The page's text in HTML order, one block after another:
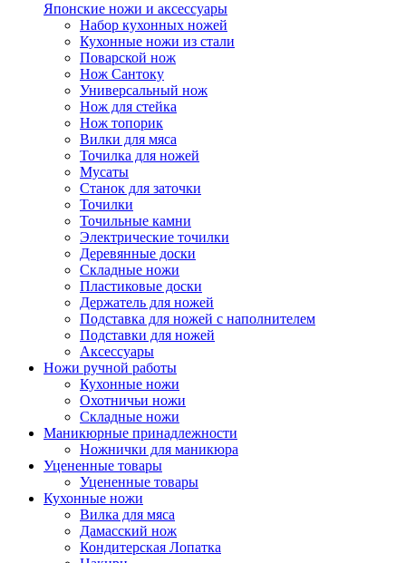
Японские ножи и аксессуары
Набор кухонных ножей
Кухонные ножи из стали
Поварской нож
Нож Сантоку
Универсальный нож
Нож для стейка
Нож топорик
Вилки для мяса
Точилка для ножей
Мусаты
Станок для заточки
Точилки
Точильные камни
Электрические точилки
Деревянные доски
Складные ножи
Пластиковые доски
Держатель для ножей
Подставка для ножей с наполнителем
Подставки для ножей
Аксессуары
Ножи ручной работы
Кухонные ножи
Охотничьи ножи
Складные ножи
Маникюрные принадлежности
Ножнички для маникюра
Уцененные товары
Уцененные товары
Кухонные ножи
Вилка для мяса
Дамасский нож
Кондитерская Лопатка